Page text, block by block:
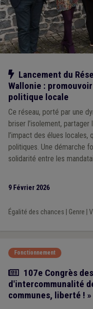
Notre action
Lancement du
Wallonie :
politique locale
Ce réseau, porté par une
briser l’isolement,
l’impact des élues locales,
politiques. Une démarche
solidarité entre les
9 Février 2026
Égalité des chances Genre
Fonctionnement
Article
107e Congrès
d'intercommunalité
communes, liberté ! »